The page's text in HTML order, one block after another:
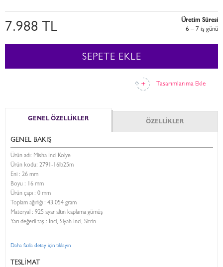
Tasarımlarıma Ekle
7.988 TL
Üretim Süresi
6 – 7 i̇ş günü
SEPETE EKLE
GENEL ÖZELLİKLER ÖZELLİKLER
GENEL BAKIŞ
Ürün adı: Misha İnci Kolye
Ürün kodu: 2791-16lb25m
Eni : 26 mm
Boyu : 16 mm
Ürün çapı : 0 mm
Toplam ağırlığı : 43.054 gram
Materyal : 925 ayar altın kaplama gümüş
Yarı değerli taş : İnci, Siyah İnci, Sitrin
Daha fazla detay için tıklayın
TESLİMAT